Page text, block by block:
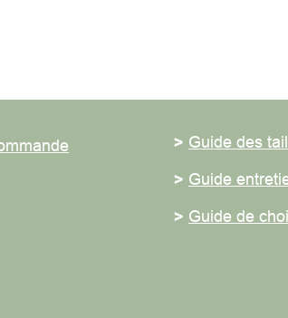
Guide des
Guide entretien
Guide de choix